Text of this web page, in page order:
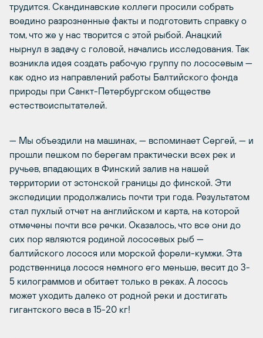
трудится. Скандинавские коллеги просили собрать
воедино разрозненные факты и подготовить справку о
том, что же у нас творится с этой рыбой. Анацкий
нырнул в задачу с головой, начались исследования. Так
возникла идея создать рабочую группу по лососевым —
как одно из направлений работы Балтийского фонда
природы при Санкт-Петербургском обществе
естествоиспытателей.
— Мы объездили на машинах, — вспоминает Сергей, — и
прошли пешком по берегам практически всех рек и
ручьев, впадающих в Финский залив на нашей
территории от эстонской границы до финской. Эти
экспедиции продолжались почти три года. Результатом
стал пухлый отчет на английском и карта, на которой
отмечены почти все речки. Оказалось, что все они до
сих пор являются родиной лососевых рыб —
балтийского лосося или морской форели-кумжи. Эта
родственница лосося немного его меньше, весит до 3-
5 килограммов и обитает только в реках. А лосось
может уходить далеко от родной реки и достигать
гигантского веса в 15-20 кг!